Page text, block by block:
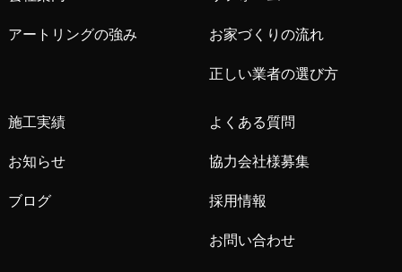
アートリングの強み お家づくりの流れ
正しい業者の選び方
施工実績
お知らせ
ブログ
よくある質問
協力会社様募集
採用情報
お問い合わせ